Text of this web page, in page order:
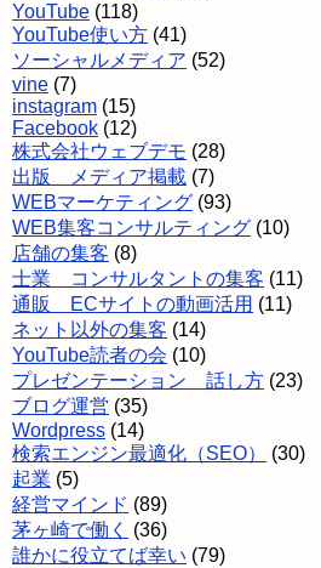
YouTube (118)
YouTube使い方 (41)
ソーシャルメディア (52)
vine (7)
instagram (15)
Facebook (12)
株式会社ウェブデモ (28)
出版 メディア掲載 (7)
WEBマーケティング (93)
WEB集客コンサルティング (10)
店舗の集客 (8)
士業 コンサルタントの集客 (11)
通販 ECサイトの動画活用 (11)
ネット以外の集客 (14)
YouTube読者の会 (10)
プレゼンテーション 話し方 (23)
ブログ運営 (35)
Wordpress (14)
検索エンジン最適化（SEO）
(30)
起業 (5)
経営マインド (89)
茅ヶ崎で働く
(36)
誰かに役立てば幸い (79)